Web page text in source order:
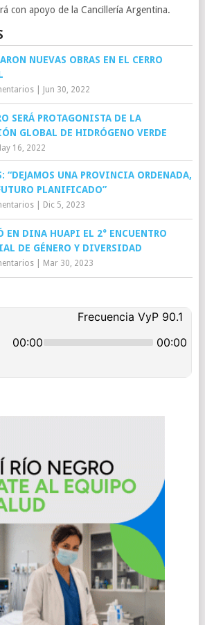
con apoyo de la Cancillería Argentina.
NUEVAS OBRAS EN EL CERRO
| Jun 30, 2022
SERÁ PROTAGONISTA DE LA
GLOBAL DE HIDRÓGENO VERDE
16, 2022
“DEJAMOS UNA PROVINCIA ORDENADA,
PLANIFICADO”
| Dic 5, 2023
EN DINA HUAPI EL 2° ENCUENTRO
DE GÉNERO Y DIVERSIDAD
| Mar 30, 2023